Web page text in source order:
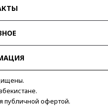
публичной офертой.